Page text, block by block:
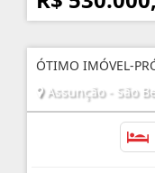
ÓTIMO IMÓVEL-
Assunção - São